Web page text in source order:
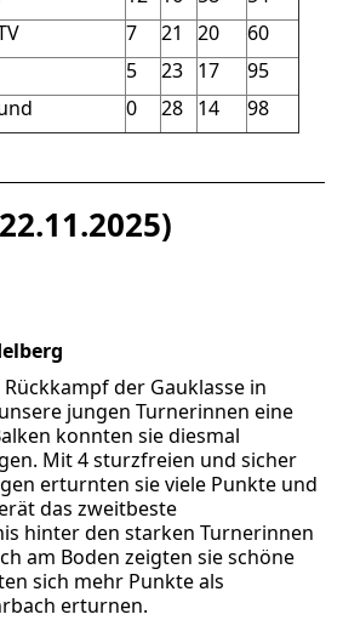
7 21 20
60
5 23 17
95
0 28 14 98
der Gauklasse in
jungen Turnerinnen eine
konnten sie diesmal
Mit 4 sturzfreien und sicher
erturnten sie viele Punkte und
das zweitbeste
hinter den starken Turnerinnen
am Boden zeigten sie schöne
sich mehr Punkte als
erturnen.